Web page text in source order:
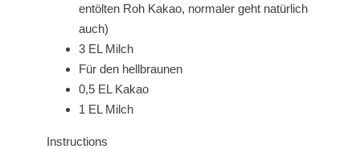
entölten Roh Kakao, normaler geht natürlich
auch)
3 EL Milch
Für den hellbraunen
0,5 EL Kakao
1 EL Milch
Instructions